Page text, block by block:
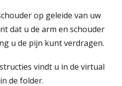
op geleide van uw
dat u de arm en schouder
u de pijn kunt verdragen.
vindt u in de virtual
de folder.